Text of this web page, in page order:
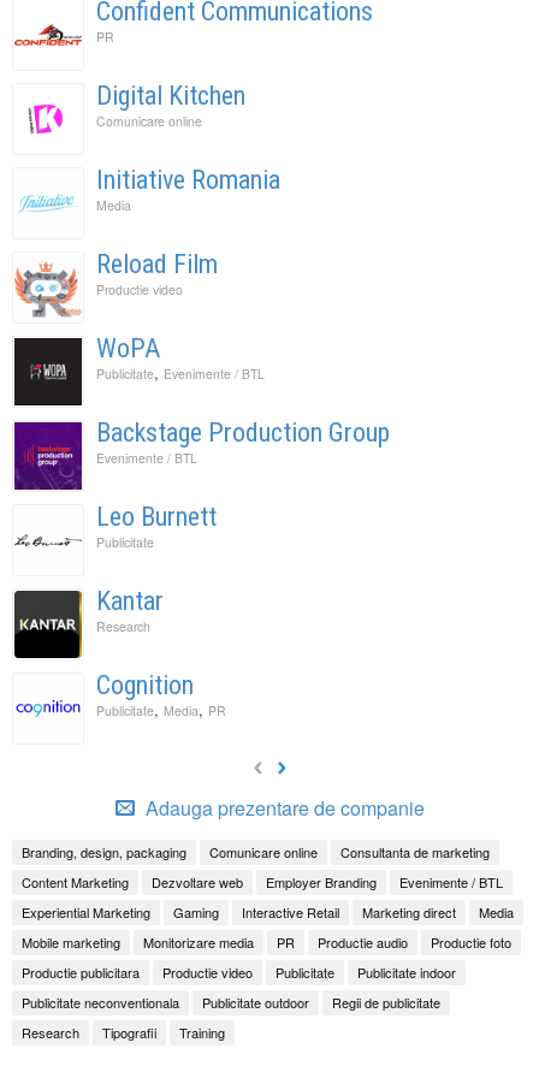
Confident Communications
PR
Digital Kitchen
Comunicare online
Initiative Romania
Media
Reload Film
Productie video
WoPA
Publicitate, Evenimente / BTL
Backstage Production Group
Evenimente / BTL
Leo Burnett
Publicitate
Kantar
Research
Cognition
Publicitate, Media, PR
Adauga prezentare de companie
Branding, design, packaging Comunicare online
Consultanta de marketing
Content Marketing
Dezvoltare web Employer Branding
Evenimente / BTL
Experiential Marketing
Gaming Interactive Retail Marketing direct
Media
Mobile marketing
Monitorizare media PR Productie audio
Productie foto
Productie publicitara
Productie video Publicitate
Publicitate indoor
Publicitate neconventionala
Publicitate outdoor
Regii de publicitate
Research
Tipografii Training